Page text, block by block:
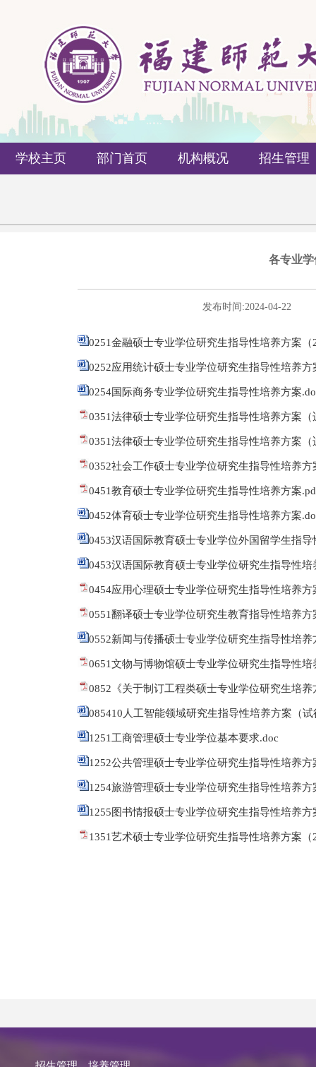
学校主页 部门首页 机构概况 招生管理
各专业
发布时间:2024-04-22
0251金融硕士专业学位研究生指导性培养方案（
0252应用统计硕士专业学位研究生指导性培养方
0254国际商务专业学位研究生指导性培养方案
0351法律硕士专业学位研究生指导性培养方案
0351法律硕士专业学位研究生指导性培养方案
0352社会工作硕士专业学位研究生指导性培养方
0451教育硕士专业学位研究生指导性培养方案
0452体育硕士专业学位研究生指导性培养方案
0453汉语国际教育硕士专业学位外国留学生指导
0453汉语国际教育硕士专业学位研究生指导性培
0454应用心理硕士专业学位研究生指导性培养方
0551翻译硕士专业学位研究生教育指导性培养方
0552新闻与传播硕士专业学位研究生指导性培养
0651文物与博物馆硕士专业学位研究生指导性培
0852《关于制订工程类硕士专业学位研究生培
085410人工智能领域研究生指导性培养方案（试
1251工商管理硕士专业学位基本要求.doc
1252公共管理硕士专业学位研究生指导性培养方
1254旅游管理硕士专业学位研究生指导性培养方
1255图书情报硕士专业学位研究生指导性培养方
1351艺术硕士专业学位研究生指导性培养方案（